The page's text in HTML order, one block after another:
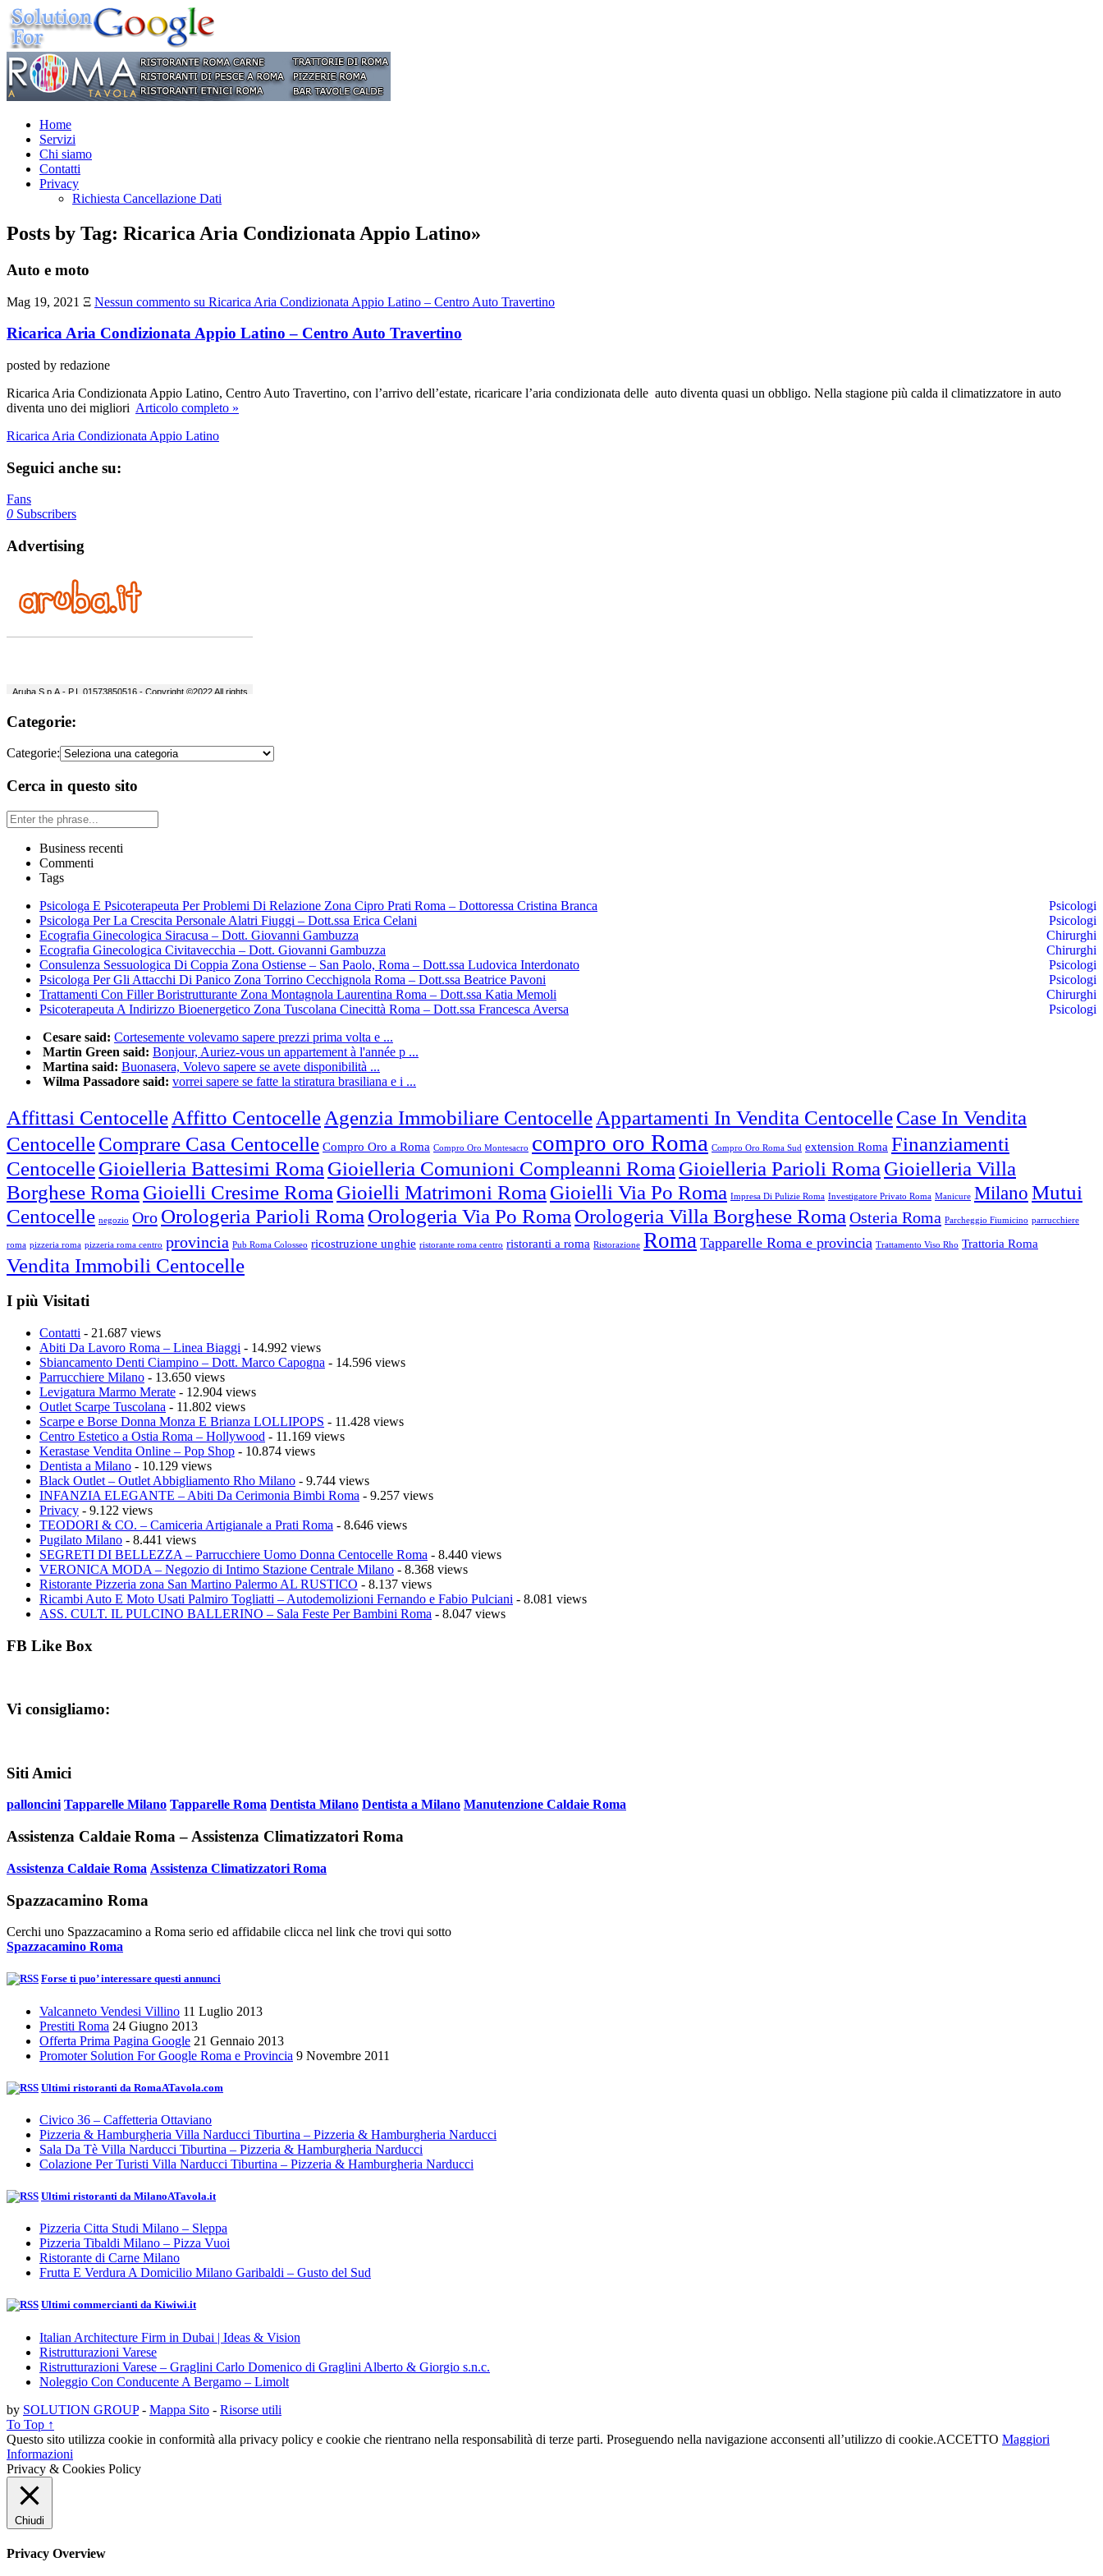
Home
Servizi
Chi siamo
Contatti
Privacy
Richiesta Cancellazione Dati
Posts by Tag: Ricarica Aria Condizionata Appio Latino»
Auto e moto
Mag 19, 2021 Ξ Nessun commento su Ricarica Aria Condizionata Appio Latino – Centro Auto Travertino
Ricarica Aria Condizionata Appio Latino – Centro Auto Travertino
posted by redazione
Ricarica Aria Condizionata Appio Latino, Centro Auto Travertino, con l’arrivo dell’estate, ricaricare l’aria condizionata delle auto diventa quasi un obbligo. Nella stagione più calda il climatizzatore in auto
diventa uno dei migliori Articolo completo »
Ricarica Aria Condizionata Appio Latino
Seguici anche su:
Fans
0 Subscribers
Advertising
Categorie:
Categorie:
Cerca in questo sito
Business recenti
Commenti
Tags
Psicologa E Psicoterapeuta Per Problemi Di Relazione Zona Cipro Prati Roma – Dottoressa Cristina Branca
Psicologi
Psicologa Per La Crescita Personale Alatri Fiuggi – Dott.ssa Erica Celani
Psicologi
Ecografia Ginecologica Siracusa – Dott. Giovanni Gambuzza
Chirurghi
Ecografia Ginecologica Civitavecchia – Dott. Giovanni Gambuzza
Chirurghi
Consulenza Sessuologica Di Coppia Zona Ostiense – San Paolo, Roma – Dott.ssa Ludovica Interdonato
Psicologi
Psicologa Per Gli Attacchi Di Panico Zona Torrino Cecchignola Roma – Dott.ssa Beatrice Pavoni
Psicologi
Trattamenti Con Filler Boristrutturante Zona Montagnola Laurentina Roma – Dott.ssa Katia Memoli
Chirurghi
Psicoterapeuta A Indirizzo Bioenergetico Zona Tuscolana Cinecittà Roma – Dott.ssa Francesca Aversa
Psicologi
Cesare said: Cortesemente volevamo sapere prezzi prima volta e ...
Martin Green said: Bonjour, Auriez-vous un appartement à l'année p ...
Martina said: Buonasera, Volevo sapere se avete disponibilità ...
Wilma Passadore said: vorrei sapere se fatte la stiratura brasiliana e i ...
Affittasi Centocelle Affitto Centocelle Agenzia Immobiliare Centocelle Appartamenti In Vendita CentocelleCase In Vendita
CentocelleComprare Casa Centocelle Compro Oro a Roma Compro Oro Montesacro compro oro Roma Compro Oro Roma Sud extension Roma Finanziamenti
CentocelleGioielleria Battesimi Roma Gioielleria Comunioni Compleanni Roma Gioielleria Parioli Roma Gioielleria Villa
Borghese Roma Gioielli Cresime Roma Gioielli Matrimoni Roma Gioielli Via Po Roma Impresa Di Pulizie Roma Investigatore Privato Roma Manicure Milano Mutui
Centocelle negozio Oro Orologeria Parioli Roma Orologeria Via Po Roma Orologeria Villa Borghese Roma Osteria Roma Parcheggio Fiumicino parrucchiere
roma pizzeria roma pizzeria roma centro provincia Pub Roma Colosseo ricostruzione unghie ristorante roma centro ristoranti a roma Ristorazione Roma Tapparelle Roma e provincia Trattamento Viso Rho Trattoria Roma
Vendita Immobili Centocelle
I più Visitati
Contatti - 21.687 views
Abiti Da Lavoro Roma – Linea Biaggi - 14.992 views
Sbiancamento Denti Ciampino – Dott. Marco Capogna - 14.596 views
Parrucchiere Milano - 13.650 views
Levigatura Marmo Merate - 12.904 views
Outlet Scarpe Tuscolana - 11.802 views
Scarpe e Borse Donna Monza E Brianza LOLLIPOPS - 11.428 views
Centro Estetico a Ostia Roma – Hollywood - 11.169 views
Kerastase Vendita Online – Pop Shop - 10.874 views
Dentista a Milano - 10.129 views
Black Outlet – Outlet Abbigliamento Rho Milano - 9.744 views
INFANZIA ELEGANTE – Abiti Da Cerimonia Bimbi Roma - 9.257 views
Privacy - 9.122 views
TEODORI & CO. – Camiceria Artigianale a Prati Roma - 8.646 views
Pugilato Milano - 8.441 views
SEGRETI DI BELLEZZA – Parrucchiere Uomo Donna Centocelle Roma - 8.440 views
VERONICA MODA – Negozio di Intimo Stazione Centrale Milano - 8.368 views
Ristorante Pizzeria zona San Martino Palermo AL RUSTICO - 8.137 views
Ricambi Auto E Moto Usati Palmiro Togliatti – Autodemolizioni Fernando e Fabio Pulciani - 8.081 views
ASS. CULT. IL PULCINO BALLERINO – Sala Feste Per Bambini Roma - 8.047 views
FB Like Box
Vi consigliamo:
Siti Amici
palloncini Tapparelle Milano Tapparelle Roma Dentista Milano Dentista a Milano Manutenzione Caldaie Roma
Assistenza Caldaie Roma – Assistenza Climatizzatori Roma
Assistenza Caldaie Roma Assistenza Climatizzatori Roma
Spazzacamino Roma
Cerchi uno Spazzacamino a Roma serio ed affidabile clicca nel link che trovi qui sotto
Spazzacamino Roma
Forse ti puo’ interessare questi annunci
Valcanneto Vendesi Villino 11 Luglio 2013
Prestiti Roma 24 Giugno 2013
Offerta Prima Pagina Google 21 Gennaio 2013
Promoter Solution For Google Roma e Provincia 9 Novembre 2011
Ultimi ristoranti da RomaATavola.com
Civico 36 – Caffetteria Ottaviano
Pizzeria & Hamburgheria Villa Narducci Tiburtina – Pizzeria & Hamburgheria Narducci
Sala Da Tè Villa Narducci Tiburtina – Pizzeria & Hamburgheria Narducci
Colazione Per Turisti Villa Narducci Tiburtina – Pizzeria & Hamburgheria Narducci
Ultimi ristoranti da MilanoATavola.it
Pizzeria Citta Studi Milano – Sleppa
Pizzeria Tibaldi Milano – Pizza Vuoi
Ristorante di Carne Milano
Frutta E Verdura A Domicilio Milano Garibaldi – Gusto del Sud
Ultimi commercianti da Kiwiwi.it
Italian Architecture Firm in Dubai | Ideas & Vision
Ristrutturazioni Varese
Ristrutturazioni Varese – Graglini Carlo Domenico di Graglini Alberto & Giorgio s.n.c.
Noleggio Con Conducente A Bergamo – Limolt
by SOLUTION GROUP- Mappa Sito - Risorse utili
To Top ↑
Questo sito utilizza cookie in conformità alla privacy policy e cookie che rientrano nella responsabilità di terze parti. Proseguendo nella navigazione acconsenti all’utilizzo di cookie.ACCETTO Maggiori
Informazioni
Privacy & Cookies Policy
Chiudi
Privacy Overview